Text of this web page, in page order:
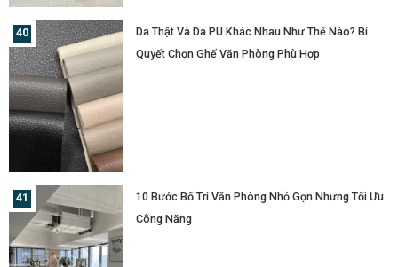
Da Thật Và Da PU Khác Nhau Như Thế Nào? Bí
Quyết Chọn Ghế Văn Phòng Phù Hợp
10 Bước Bố Trí Văn Phòng Nhỏ Gọn Nhưng Tối Ưu
Công Năng